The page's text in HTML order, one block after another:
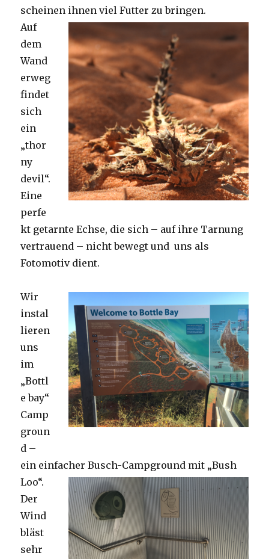
scheinen ihnen viel Futter zu bringen.
Auf
dem
Wand
erweg
findet
sich
ein
„thor
ny
devil“.
Eine
perfe
kt getarnte Echse, die sich – auf ihre Tarnung
vertrauend – nicht bewegt und uns als
Fotomotiv dient.
Wir
instal
lieren
uns
im
„Bottl
e bay“
Camp
groun
d –
ein einfacher Busch-Campground mit „Bush
Loo“.
Der
Wind
bläst
sehr